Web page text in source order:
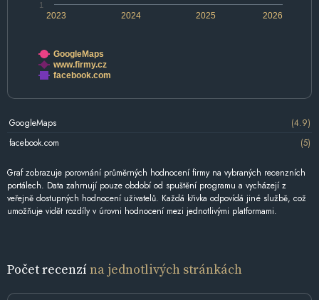
2024 2026
2023 2025
1
GoogleMaps
www.firmy.cz
facebook.com
GoogleMaps
(4.9)
facebook.com
(5)
Graf zobrazuje porovnání průměrných hodnocení firmy na vybraných recenzních
portálech. Data zahrnují pouze období od spuštění programu a vycházejí z
veřejně dostupných hodnocení uživatelů. Každá křivka odpovídá jiné službě, což
umožňuje vidět rozdíly v úrovni hodnocení mezi jednotlivými platformami.
Počet recenzína jednotlivých stránkách